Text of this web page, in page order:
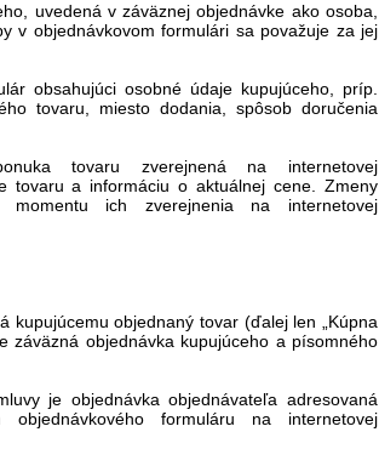
uvedená v záväznej objednávke ako osoba,
v objednávkovom formulári sa považuje za jej
obsahujúci osobné údaje kupujúceho, príp.
tovaru, miesto dodania, spôsob doručenia
tovaru zverejnená na internetovej
tovaru a informáciu o aktuálnej cene. Zmeny
ich zverejnenia na internetovej
kupujúcemu objednaný tovar (ďalej len „Kúpna
záväzná objednávka kupujúceho a písomného
je objednávka objednávateľa adresovaná
formuláru na internetovej